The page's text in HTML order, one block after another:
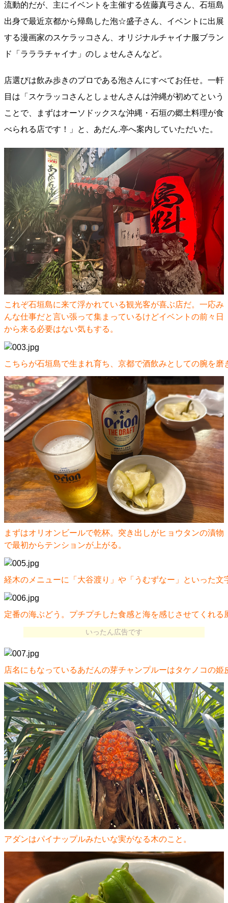
流動的だが、主にイベントを主催する佐藤真弓さん、石垣島
出身で最近京都から帰島した泡☆盛子さん、イベントに出展
する漫画家のスケラッコさん、オリジナルチャイナ服ブラン
ド「ラララチャイナ」のしょせんさんなど。
店選びは飲み歩きのプロである泡さんにすべてお任せ。一軒
目は「スケラッコさんとしょせんさんは沖縄が初めてという
ことで、まずはオーソドックスな沖縄・石垣の郷土料理が食
べられる店です！」と、あだん.亭へ案内していただいた。
これぞ石垣島に来て浮かれている観光客が喜ぶ店だ。一応み
んな仕事だと言い張って集まっているけどイベントの前々日
から来る必要はない気もする。
こちらが石垣島で生まれ育ち、京都で酒飲みとしての腕を
まずはオリオンビールで乾杯。突き出しがヒョウタンの漬物
で最初からテンションが上がる。
経木のメニューに「大谷渡り」や「うむずなー」といった文
定番の海ぶどう。プチプチした食感と海を感じさせてくれる
いったん広告です
店名にもなっているあだんの芽チャンプルーはタケノコの姫
アダンはパイナップルみたいな実がなる木のこと。